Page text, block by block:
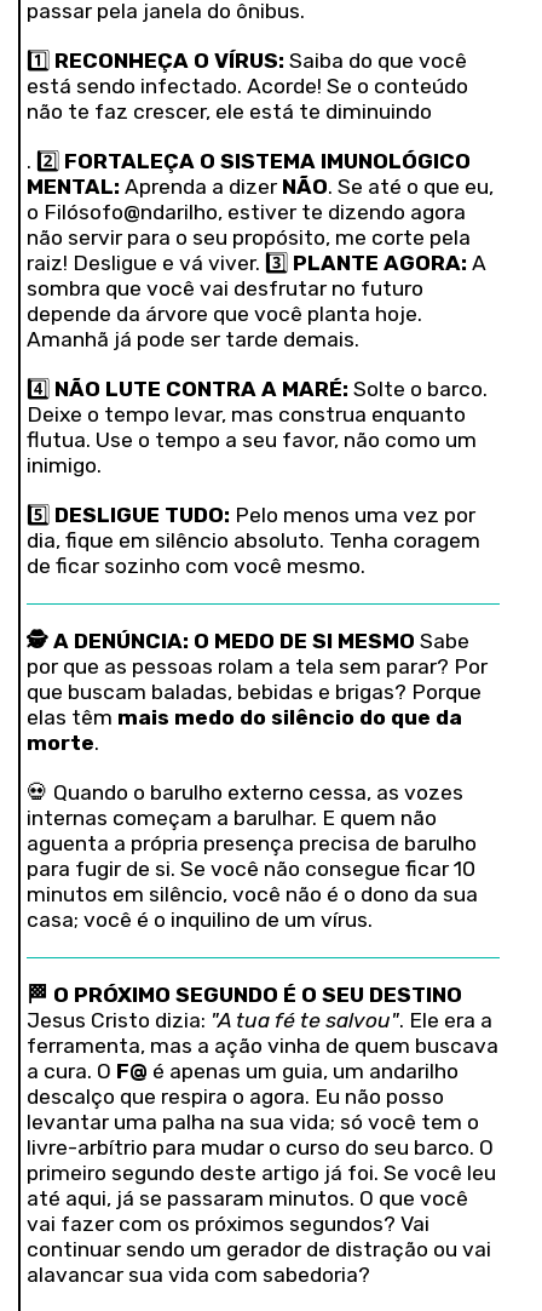
passar pela janela do ônibus.
1️⃣ RECONHEÇA O VÍRUS: Saiba do que você
está sendo infectado. Acorde! Se o conteúdo
não te faz crescer, ele está te diminuindo
. 2️⃣ FORTALEÇA O SISTEMA IMUNOLÓGICO
MENTAL: Aprenda a dizer NÃO. Se até o que eu,
o Filósofo@ndarilho, estiver te dizendo agora
não servir para o seu propósito, me corte pela
raiz! Desligue e vá viver. 3️⃣ PLANTE AGORA: A
sombra que você vai desfrutar no futuro
depende da árvore que você planta hoje.
Amanhã já pode ser tarde demais.
4️⃣ NÃO LUTE CONTRA A MARÉ: Solte o barco.
Deixe o tempo levar, mas construa enquanto
flutua. Use o tempo a seu favor, não como um
inimigo.
5️⃣ DESLIGUE TUDO: Pelo menos uma vez por
dia, fique em silêncio absoluto. Tenha coragem
de ficar sozinho com você mesmo.
🕵️ A DENÚNCIA: O MEDO DE SI MESMO Sabe
por que as pessoas rolam a tela sem parar? Por
que buscam baladas, bebidas e brigas? Porque
elas têm mais medo do silêncio do que da
morte.
💀 Quando o barulho externo cessa, as vozes
internas começam a barulhar. E quem não
aguenta a própria presença precisa de barulho
para fugir de si. Se você não consegue ficar 10
minutos em silêncio, você não é o dono da sua
casa; você é o inquilino de um vírus.
🏁 O PRÓXIMO SEGUNDO É O SEU DESTINO
Jesus Cristo dizia: "A tua fé te salvou". Ele era a
ferramenta, mas a ação vinha de quem buscava
a cura. O F@ é apenas um guia, um andarilho
descalço que respira o agora. Eu não posso
levantar uma palha na sua vida; só você tem o
livre-arbítrio para mudar o curso do seu barco. O
primeiro segundo deste artigo já foi. Se você leu
até aqui, já se passaram minutos. O que você
vai fazer com os próximos segundos? Vai
continuar sendo um gerador de distração ou vai
alavancar sua vida com sabedoria?